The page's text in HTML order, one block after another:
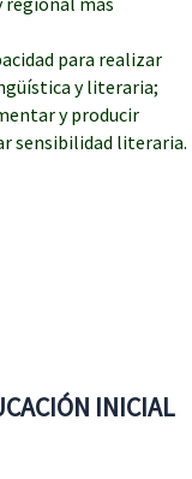
para realizar
y literaria;
y producir
sensibilidad literaria.
INICIAL